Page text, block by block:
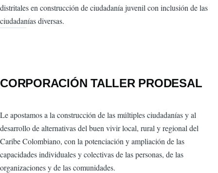
distritales en construcción de ciudadanía juvenil con inclusión de las
ciudadanías diversas.
CORPORACIÓN TALLER PRODESAL
Le apostamos a la construcción de las múltiples ciudadanías y al
desarrollo de alternativas del buen vivir local, rural y regional del
Caribe Colombiano, con la potenciación y ampliación de las
capacidades individuales y colectivas de las personas, de las
organizaciones y de las comunidades.